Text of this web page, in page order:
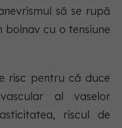
să se rupă
cu o tensiune
risc pentru că duce
al vaselor
riscul de